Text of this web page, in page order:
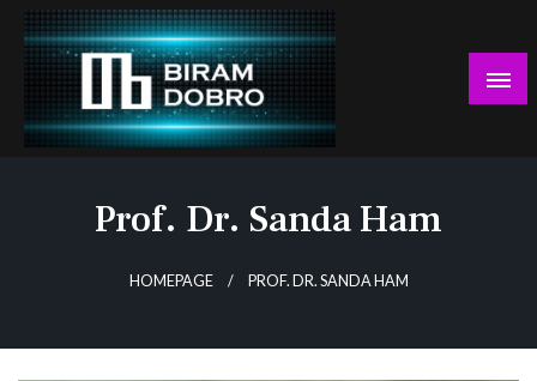
Skip
content
Prof. Dr. Sanda Ham
HOMEPAGE PROF. DR. SANDA HAM